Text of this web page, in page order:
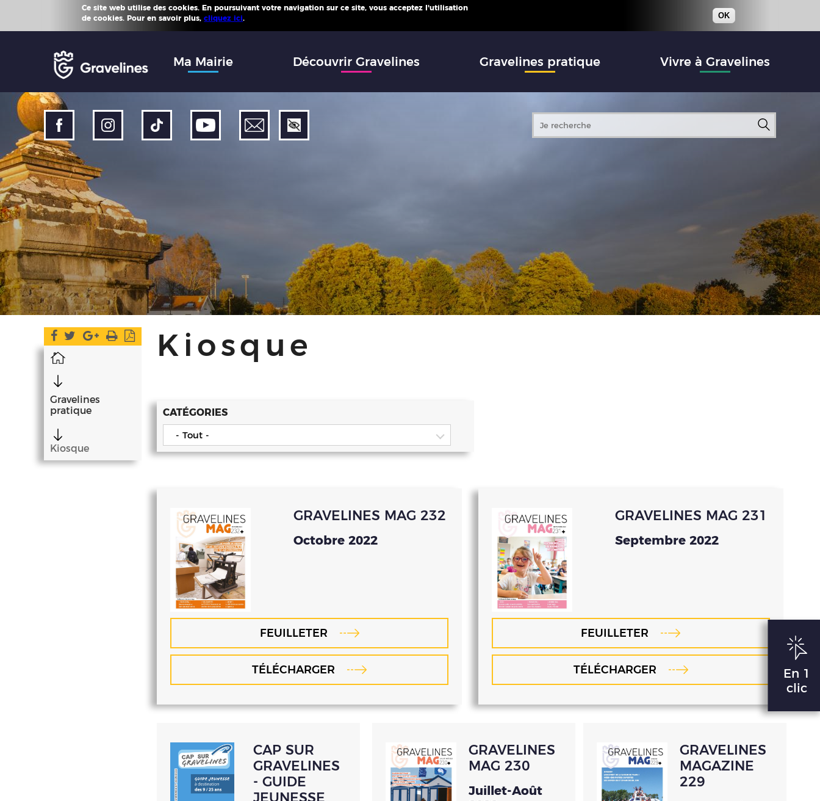
Ce site web utilise des cookies. En poursuivant votre navigation sur ce site, vous acceptez l'utilisation
de cookies. Pour en savoir plus,cliquez ici. OK
En 1
clic
Ma Mairie Découvrir Gravelines Gravelines pratique Vivre à Gravelines
Accueil
Gravelines
pratique
Kiosque
Kiosque
CATÉGORIES
- Tout -
GRAVELINES MAG 232
Octobre 2022
FEUILLETER
TÉLÉCHARGER
GRAVELINES MAG 231
Septembre 2022
FEUILLETER
TÉLÉCHARGER
CAP SUR
GRAVELINES
- GUIDE
GRAVELINES
MAG 230
Juillet-Août
GRAVELINES
MAGAZINE
229